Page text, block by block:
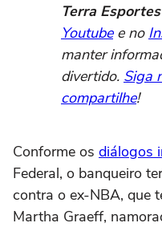
Terra Esportes
Youtubee no
manter
divertido. Siga
compartilhe!
Conforme os diálogos
Federal, o banqueiro
contra o ex-NBA, que
Martha Graeff,